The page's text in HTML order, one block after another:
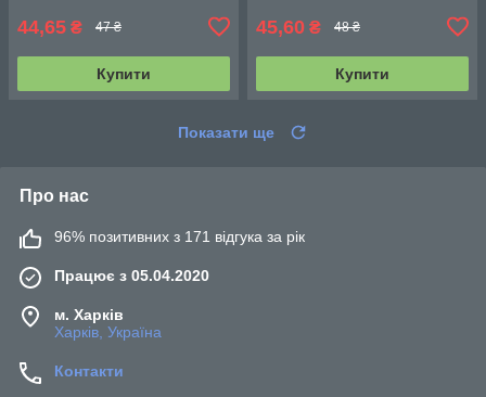
44,65 ₴ 47 ₴
Купити
45,60 ₴ 48 ₴
Купити
Показати ще
Про нас
96% позитивних з 171 відгука за рік
Працює з 05.04.2020
м. Харків
Харків, Україна
Контакти